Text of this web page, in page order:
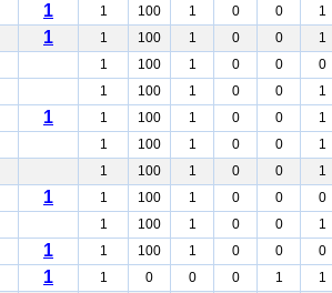
1 1 100 1 0 0
1
1 1 100 1 0 0
1
1 100 1 0 0
0
1 100 1 0 0
1
1 1 100 1 0 0
1
1 100 1 0 0
1
1 100 1 0 0
1
1 1 100 1 0 0
0
1 100 1 0 0
1
1 1 100 1 0 0
0
1 1 0 0 0 1
1